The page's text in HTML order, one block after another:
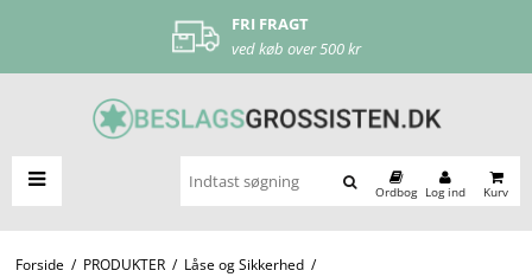
FRI FRAGT
ved køb over 500 kr
Ordbog Log ind Kurv
Forside / PRODUKTER / Låse og Sikkerhed /